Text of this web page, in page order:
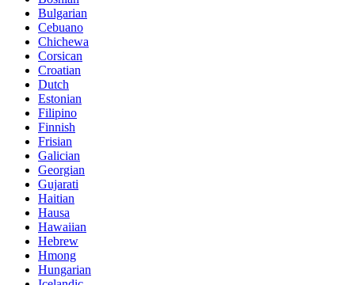
Bulgarian
Cebuano
Chichewa
Corsican
Croatian
Dutch
Estonian
Filipino
Finnish
Frisian
Galician
Georgian
Gujarati
Haitian
Hausa
Hawaiian
Hebrew
Hmong
Hungarian